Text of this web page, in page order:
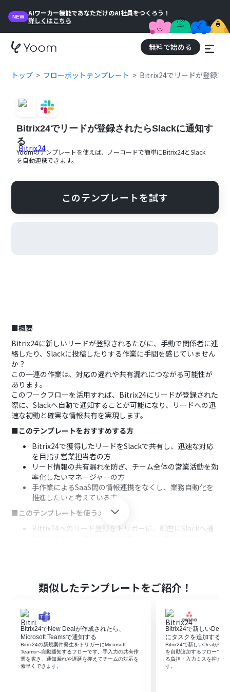
NEW
AIワーカー機能であなただけのAI社員をつくろう！
詳しくはこちら
無料で始める
トップ フローボットテンプレート Bitrix24でリードが登録さ
Bitrix24でリードが登録されたらSlackに通知す
る
Yoomのテンプレートを使えば、ノーコードで簡単にBitrix24とSlack
を自動連携できます。
このテンプレートを試す
■概要
Bitrix24に新しいリードが登録されるたびに、手動で関係者に連
絡したり、Slackに投稿したりする作業に手間を感じていません
か？
この一連の作業は、対応の遅れや共有漏れにつながる可能性が
あります。
このワークフローを活用すれば、Bitrix24にリードが登録された
際に、Slackへ自動で通知することが可能になり、リードへの迅
速な初動と確実な情報共有を実現します。
■このテンプレートをおすすめする方
Bitrix24で獲得したリードをSlackで共有し、迅速な対応
を目指す営業担当者の方
リード情報の共有漏れを防ぎ、チーム全体の営業活動を効
率化したいマネージャーの方
手作業によるSaaS間の情報連携をなくし、業務自動化を
推進したいと考えている方
■このテンプレートを使うメリット
Bitrix24へのリード登録をトリガーに、即座にSlackへ通
■フローボットの流れ
はじめに、Bitrix24とSlackをYoomと連携します。
次に、トリガーとしてBitrix24を選択し、「新しいリード
が追加されたら」というアクションを設定します。
最後に、オペレーションでSlackを選択し、「チャンネル
にメッセージを送る」アクションを設定し、リード情報を
指定のチャンネルに通知します。
類似したテンプレートをご紹介！
Bitrix24でNew Dealが作成されたら、
Microsoft Teamsで通知する
Bitrix24の新規案件発生をトリガーにMicrosoft
Teamsへ自動通知するフローです。手入力の共有作
業を省き、通知漏れや遅延を抑えてチームの対応を
素早くできます。
Bitrix24で新しいDeal
にタスクを追加する
Bitrix24で新しいDealが作
を自動追加するフローです
る負担・入力ミスを抑え、
す。